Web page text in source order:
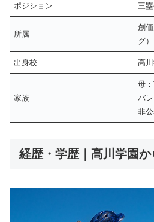
ポジション 三
所属
創
グ）
出身校 高
家族
母
バ
非
経歴・学歴｜高川学園